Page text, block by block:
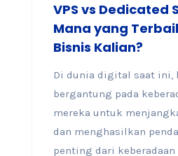
VPS vs Dedicated
Mana yang
Bisnis Kalian?
Di dunia digital saat ini,
bergantung pada
mereka untuk
dan menghasilkan
penting dari